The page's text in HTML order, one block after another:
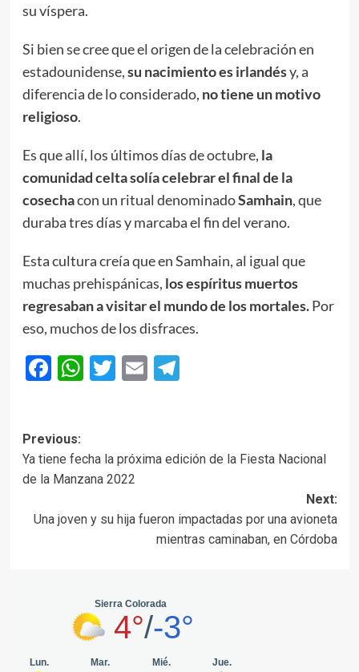
su víspera.
Si bien se cree que el origen de la celebración en
estadounidense,su nacimiento es irlandésy, a
diferencia de lo considerado, no tiene un motivo
religioso.
Es que allí, los últimos días de octubre, la
comunidad celta solía celebrar el final de la
cosechacon un ritual denominadoSamhain, que
duraba tres días y marcaba el fin del verano.
Esta cultura creía que en Samhain, al igual que
muchas prehispánicas, los espíritus muertos
regresaban a visitar el mundo de los mortales.Por
eso, muchos de los disfraces.
Facebook
WhatsApp
Twitter
EmailTelegram
Post
navigation
Previous:
Ya tiene fecha la próxima edición de la Fiesta Nacional
de la Manzana 2022
Next:
Una joven y su hija fueron impactadas por una avioneta
mientras caminaban, en Córdoba